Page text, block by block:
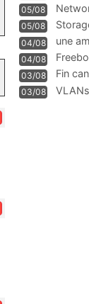
05/08
05/08
04/08
une
WIFI
04/08
03/08 Fin
03/08